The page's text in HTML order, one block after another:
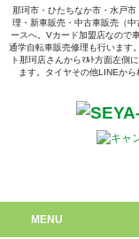
那珂市・ひたちなか市・水戸
理・新車販売・中古車販売（
ースへ。Vカード加盟店なので
通学自転車販売修理も行います
ト那珂店さんからﾏﾙﾄ方面左側
ます。タイヤその他LINEか
MENU